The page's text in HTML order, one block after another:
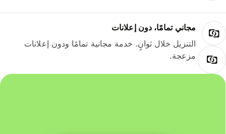
مجاني تمامًا، دون إعلانات
التنزيل خلال ثوانٍ. خدمة مجانية تمامًا ودون إعلانات
مزعجة.